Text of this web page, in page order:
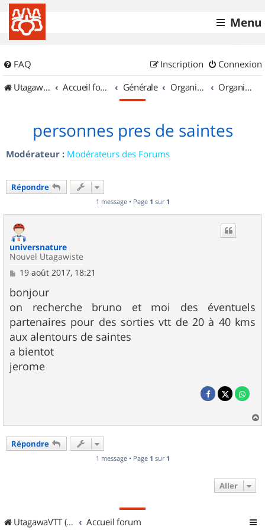
Menu
FAQ Connexion
Inscription
UtagawaVTT (Randos VTT et VTTAE avec traces GPS)
Accueil forum Générale Organisation de sorties & Recherche de partenaires Organisation de sorties en région Poitou Charentes
personnes pres de saintes
Modérateur : Modérateurs des Forums
Répondre
1 message • Page 1 sur 1
universnature
Nouvel Utagawiste
M
s
s
a
g
e
19 août 2017, 18:21
bonjour
on recherche bruno et moi des éventuels
partenaires pour des sorties vtt de 20 à 40 kms
aux alentours de saintes
a bientot
jerome
a
Répondre
1 message • Page 1 sur 1
Aller
UtagawaVTT (Randos VTT et VTTAE avec traces GPS) Accueil forum